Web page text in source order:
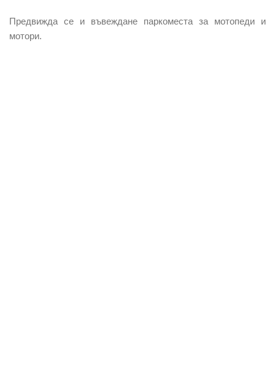
Предвижда се и въвеждане паркоместа за мотопеди и
мотори.